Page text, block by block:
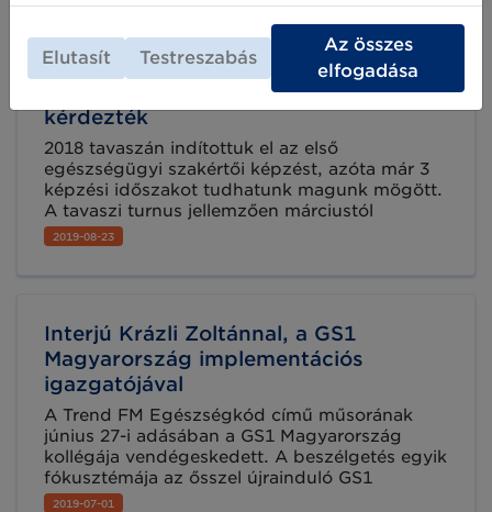
széleskörű, nemzetközi gyakorlatokra és uniós,
valamint helyi aktuális jogszabályok ismeretére
épülő szabványismereti alaptudás, mellyel a
szakértő képes támogatni egészségügyi
intézmények hatékonyságnövelő fejlesztési
törekvéseit.
Egészségügyi szakértőképzés – Önök
kérdezték
2018 tavaszán indítottuk el az első
egészségügyi szakértői képzést, azóta már 3
képzési időszakot tudhatunk magunk mögött.
A tavaszi turnus jellemzően márciustól
májusig, az őszi pedig októbertől decemberig
tart. Büszkék vagyunk rá, hogy eddig immár
érdekesebb kérdésre gyűjtöttük most össze a
válaszokat alábbiakban, Krázli Zoltán
implementációs igazgató – a képzés szakértő
vezetője - közreműködésével.
2019-08-23
Interjú Krázli Zoltánnal, a GS1
Magyarország implementációs
igazgatójával
A Trend FM Egészségkód című műsorának
június 27-i adásában a GS1 Magyarország
kollégája vendégeskedett. A beszélgetés egyik
fókusztémája az ősszel újrainduló GS1
Egészségügyi szakértőképzés volt.
2019-07-01
Elutasít Testreszabás
Az összes
elfogadása